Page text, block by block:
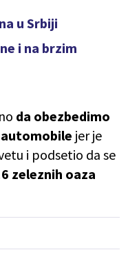
u Srbiji
i na brzim
da obezbedimo
jer je
i podsetio da se
zeleznih oaza